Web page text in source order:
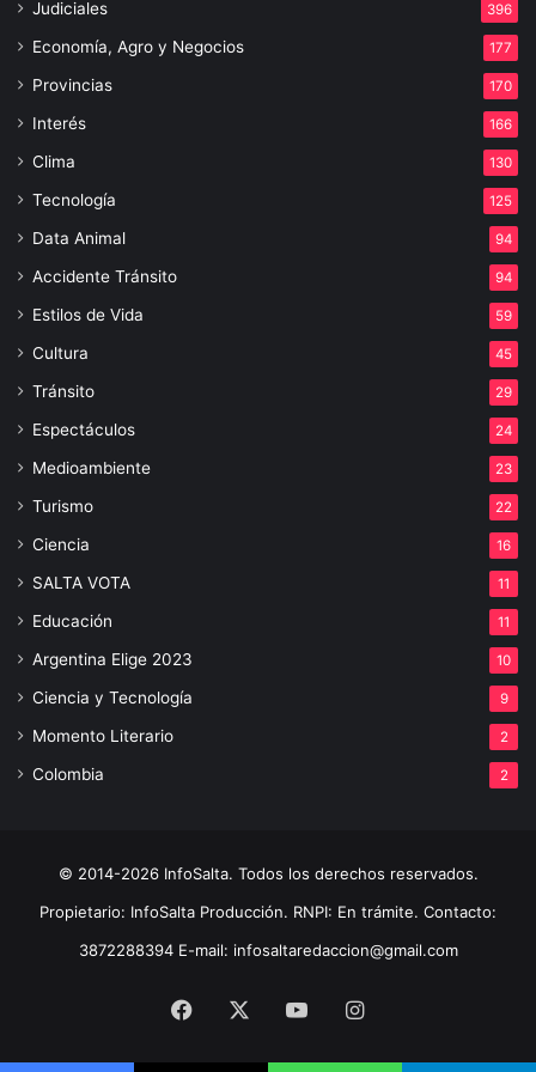
Judiciales 396
Economía, Agro y Negocios 177
Provincias 170
Interés 166
Clima 130
Tecnología 125
Data Animal 94
Accidente Tránsito 94
Estilos de Vida 59
Cultura 45
Tránsito 29
Espectáculos 24
Medioambiente 23
Turismo 22
Ciencia 16
SALTA VOTA 11
Educación 11
Argentina Elige 2023 10
Ciencia y Tecnología 9
Momento Literario 2
Colombia 2
© 2014-2026 InfoSalta. Todos los derechos reservados.
Propietario: InfoSalta Producción. RNPI: En trámite. Contacto:
3872288394 E-mail: infosaltaredaccion@gmail.com
Facebook YouTubeInstagram